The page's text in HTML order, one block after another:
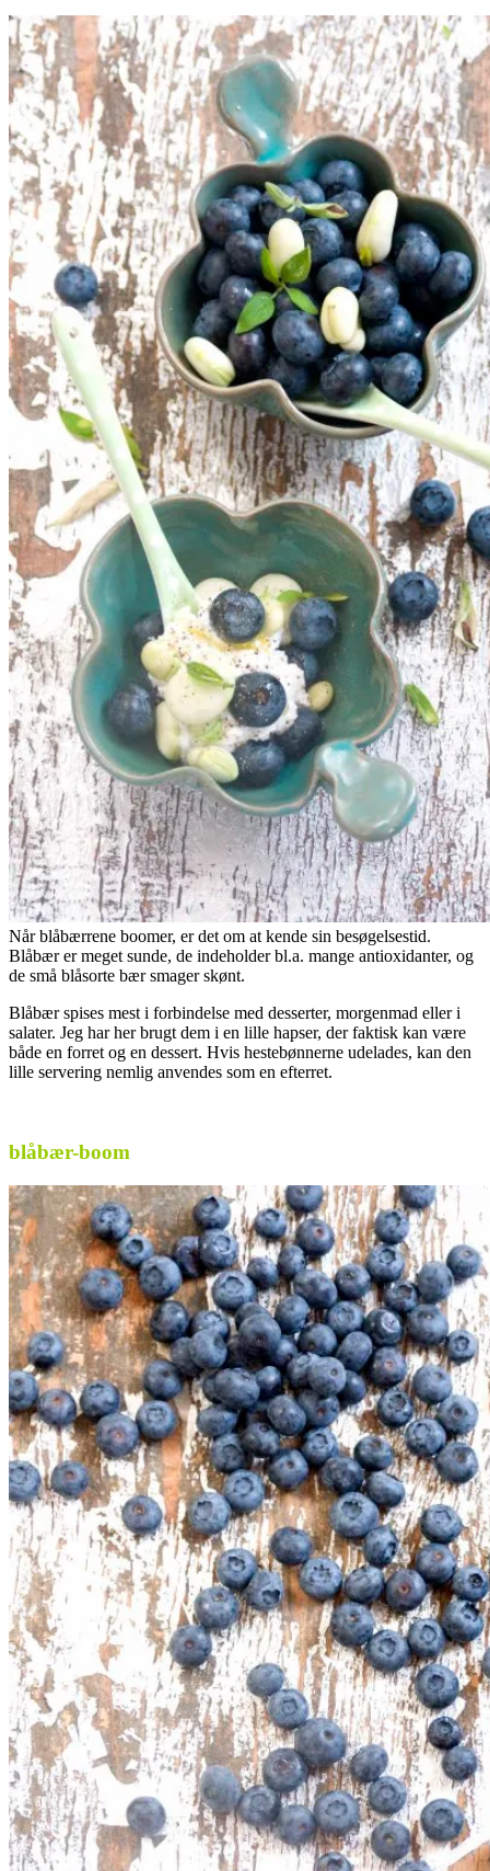
Når blåbærrene boomer, er det om at kende sin besøgelsestid.
Blåbær er meget sunde, de indeholder bl.a. mange antioxidanter, og
de små blåsorte bær smager skønt.
Blåbær spises mest i forbindelse med desserter, morgenmad eller i
salater. Jeg har her brugt dem i en lille hapser, der faktisk kan være
både en forret og en dessert. Hvis hestebønnerne udelades, kan den
lille servering nemlig anvendes som en efterret.
blåbær-boom